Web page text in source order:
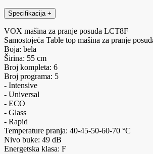
Specifikacija +
VOX mašina za pranje posuđa LCT8F
Samostojeća Table top mašina za pranje
Boja: bela
Širina: 55 cm
Broj kompleta: 6
Broj programa: 5
- Intensive
- Universal
- ECO
- Glass
- Rapid
Temperature pranja: 40-45-50-60-70 °C
Nivo buke: 49 dB
Energetska klasa: F